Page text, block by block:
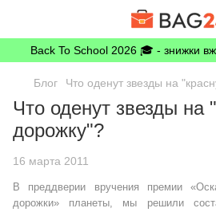
Back To School 2026 🎓 - знижки
Блог Что оденут звезды на
Что оденут звезды на
дорожку"?
16 марта 2011
В преддверии вручения премии
дорожки» планеты, мы решили